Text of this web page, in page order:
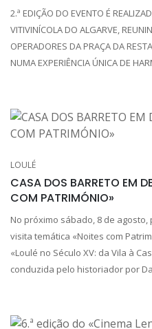
2.ª EDIÇÃO DO EVENTO É
VITIVINÍCOLA DO ALGARVE,
OPERADORES DA PRAÇA DA
NUMA EXPERIÊNCIA ÚNICA DE
LOULÉ
CASA DOS BARRETO EM
COM PATRIMÓNIO»
No próximo sábado, 8 de
visita temática «Noites com
«Loulé no Século XV: da Vila à
conduzida pelo historiador por